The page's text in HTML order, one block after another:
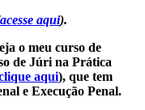
acesse aqui).
o meu curso de
de Júri na Prática
aqui), que tem
e Execução Penal.